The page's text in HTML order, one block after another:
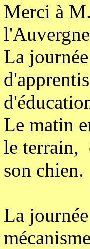
Merci à
La
Le matin
le terrain,
son chien.
La